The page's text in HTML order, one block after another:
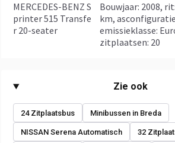
MERCEDES-BENZ S
printer 515 Transfe
r 20-seater
bouwjaar: 2008, rit: 540000
km,
emissieklasse:
zitplaatsen: 20
Zie ook
24 Zitplaatsbus Minibussen in Breda
NISSAN Serena Automatisch 32